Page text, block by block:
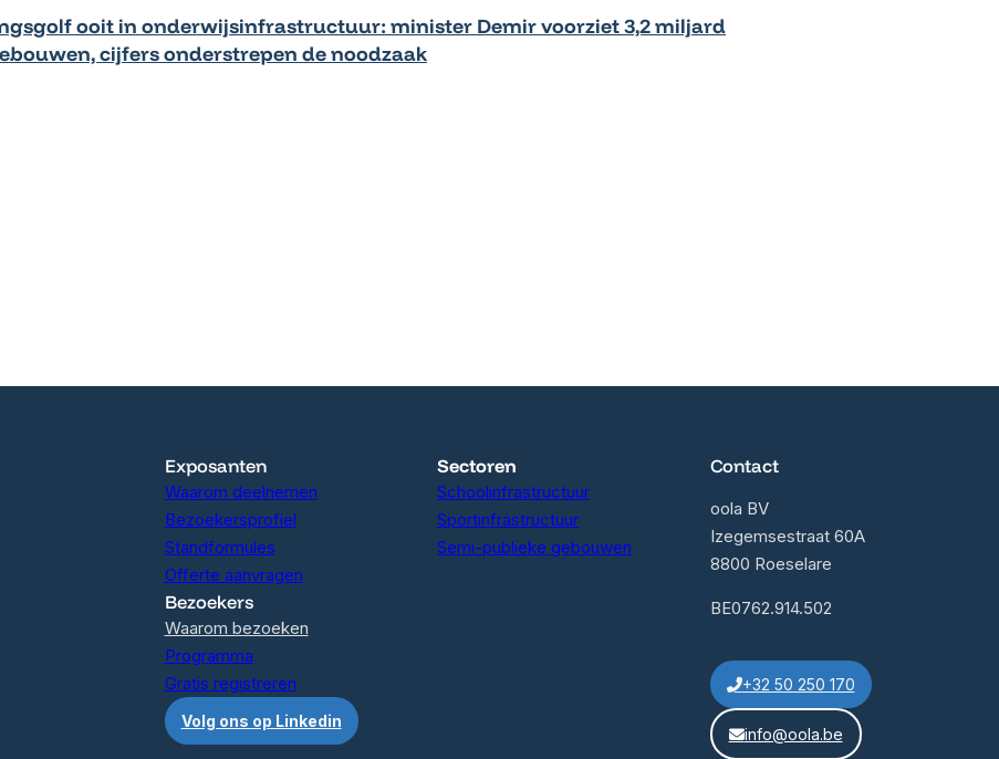
ooit in onderwijsinfrastructuur: minister Demir voorziet 3,2 miljard
cijfers onderstrepen de noodzaak
Exposanten
Waarom deelnemen
Bezoekersprofiel
Standformules
Offerte aanvragen
Bezoekers
Waarom bezoeken
Programma
Gratis registreren
Volg ons op Linkedin
Sectoren
Schoolinfrastructuur
Sportinfrastructuur
Semi-publieke gebouwen
Contact
oola BV
Izegemsestraat 60A
8800 Roeselare
BE0762.914.502
+32 50 250 170
info@oola.be